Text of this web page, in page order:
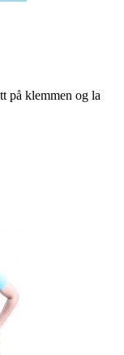
på klemmen og la